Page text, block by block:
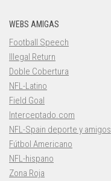
WEBS AMIGAS
Football Speech
Illegal Return
Doble Cobertura
NFL-Latino
Field Goal
Interceptado.com
NFL-Spain deporte y amigos
Fútbol Americano
NFL-hispano
Zona Roja